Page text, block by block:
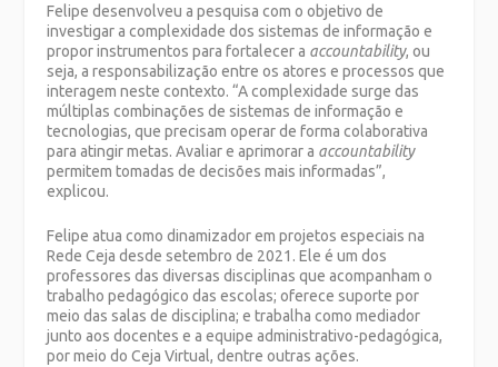
Felipe desenvolveu a pesquisa com o objetivo de
investigar a complexidade dos sistemas de informação e
propor instrumentos para fortalecer a accountability, ou
seja, a responsabilização entre os atores e processos que
interagem neste contexto. “A complexidade surge das
múltiplas combinações de sistemas de informação e
tecnologias, que precisam operar de forma colaborativa
para atingir metas. Avaliar e aprimorar a accountability
permitem tomadas de decisões mais informadas”,
explicou.
Felipe atua como dinamizador em projetos especiais na
Rede Ceja desde setembro de 2021. Ele é um dos
professores das diversas disciplinas que acompanham o
trabalho pedagógico das escolas; oferece suporte por
meio das salas de disciplina; e trabalha como mediador
junto aos docentes e a equipe administrativo-pedagógica,
por meio do Ceja Virtual, dentre outras ações.